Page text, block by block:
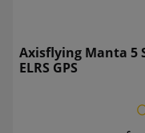
Axisflying Manta 5
ELRS GPS